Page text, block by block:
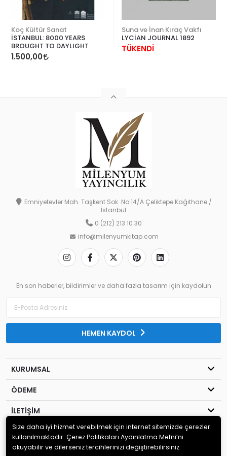
Koç Kültür Sanat
İSTANBUL: 8000 YEARS
BROUGHT TO DAYLIGHT
1.500,00
Suna ve İnan Kıraç Vakfı
LYCİAN JOURNAL 1892
TÜKENDİ
Emniyetevler Mah. Taşkent Sok. No:14/A Çeliktepe Kağıthane /
İstanbul
0 (212) 213 10 30
info@milenyumkitap.com
En son haberler, bildirimler ve daha fazla tasarım için kaydolun
HEMEN KAYDOL
KURUMSAL
ÖDEME
İLETİŞİM
© 2020MİLENYUM YAYINCILIK. Tüm hakları saklıdır.
Size daha iyi hizmet verebilmek için internet sitemizde çerezler
kullanılmaktadır. Çerez Politikaları Aydınlatma Metni’ni
okuyabilir ve dilerseniz tercihlerinizi değiştirebilirsiniz.